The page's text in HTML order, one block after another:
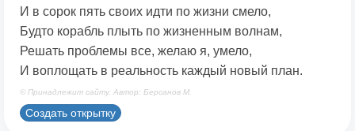
И в сорок пять своих идти по жизни смело,
Будто корабль плыть по жизненным волнам,
Решать проблемы все, желаю я, умело,
И воплощать в реальность каждый новый план.
© Принадлежит сайту. Автор: Берсанов М.
Создать открытку